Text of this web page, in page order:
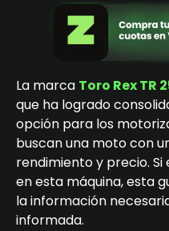
La marca Toro Rex TR
que ha logrado
opción para los
buscan una moto con
rendimiento y precio.
en esta máquina, esta
la información
informada.